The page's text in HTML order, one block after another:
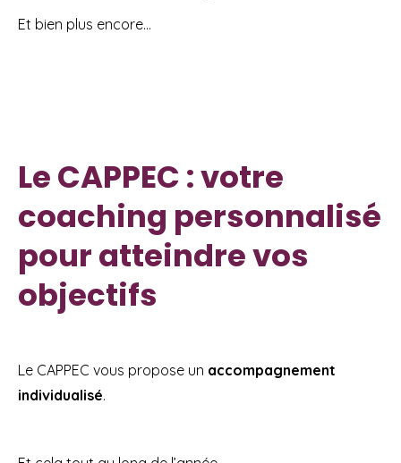
Et bien plus encore…
Le CAPPEC : votre
coaching personnalisé
pour atteindre vos
objectifs
Le CAPPEC vous propose un accompagnement
individualisé.